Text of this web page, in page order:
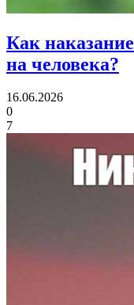
Как наказание
на человека?
16.06.2026
0
7